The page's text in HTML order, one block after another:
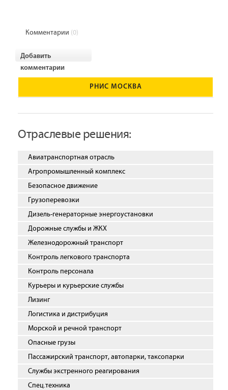
Комментарии (0)
Добавить
комментарии
РНИС МОСКВА
Отраслевые решения:
Авиатранспортная отрасль
Агропромышленный комплекс
Безопасное движение
Грузоперевозки
Дизель-генераторные энергоустановки
Дорожные службы и ЖКХ
Железнодорожный транспорт
Контроль легкового транспорта
Контроль персонала
Курьеры и курьерские службы
Лизинг
Логистика и дистрибуция
Морской и речной транспорт
Опасные грузы
Пассажирский транспорт, автопарки, таксопарки
Службы экстренного реагирования
Спец.техника